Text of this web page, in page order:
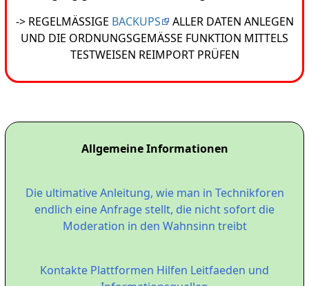
-> REGELMÄSSIGE BACKUPS
ALLER DATEN ANLEGEN
UND DIE ORDNUNGSGEMÄSSE FUNKTION MITTELS
TESTWEISEN REIMPORT PRÜFEN
Allgemeine Informationen
Die ultimative Anleitung, wie man in Technikforen
endlich eine Anfrage stellt, die nicht sofort die
Moderation in den Wahnsinn treibt
Kontakte Plattformen Hilfen Leitfaeden und